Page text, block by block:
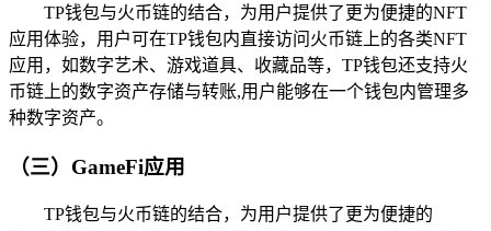
TP钱包与火币链的结合，为用户提供了更为便捷的NFT
应用体验，用户可在TP钱包内直接访问火币链上的各类NFT
应用，如数字艺术、游戏道具、收藏品等，TP钱包还支持火
币链上的数字资产存储与转账,用户能够在一个钱包内管理多
种数字资产。
（三）GameFi应用
TP钱包与火币链的结合，为用户提供了更为便捷的